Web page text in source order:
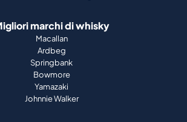
marchi di whisky
Macallan
Ardbeg
Springbank
Bowmore
Yamazaki
Johnnie Walker